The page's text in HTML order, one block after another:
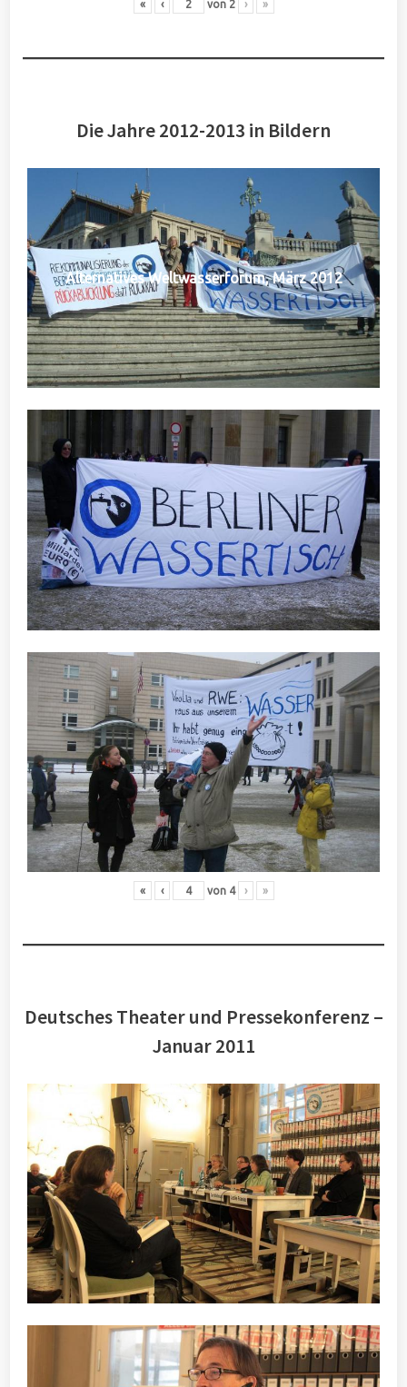
« ‹ von 2 › »
Die Jahre 2012-2013 in Bildern
Alternatives Weltwasserforum, März 2012
« ‹ von 4 › »
Deutsches Theater und Pressekonferenz –
Januar 2011